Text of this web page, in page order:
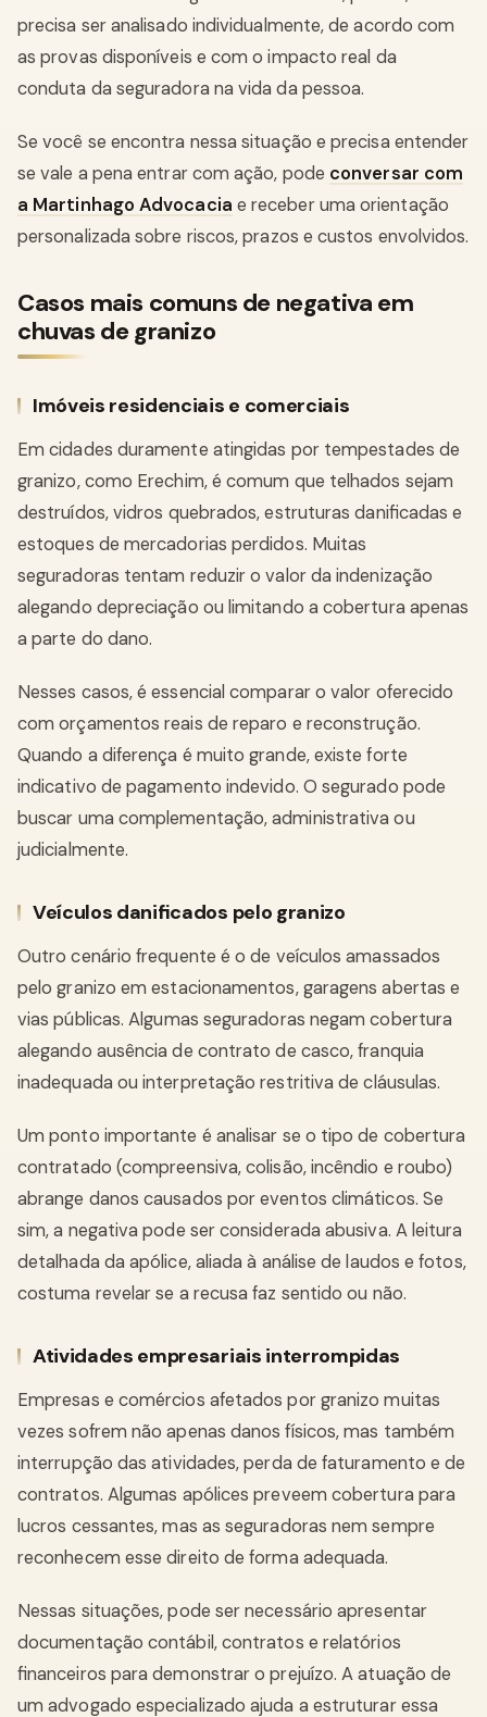
precisa ser analisado individualmente, de acordo com
as provas disponíveis e com o impacto real da
conduta da seguradora na vida da pessoa.
Se você se encontra nessa situação e precisa entender
se vale a pena entrar com ação, pode conversar com
a Martinhago Advocacia e receber uma orientação
personalizada sobre riscos, prazos e custos envolvidos.
Casos mais comuns de negativa em
chuvas de granizo
Imóveis residenciais e comerciais
Em cidades duramente atingidas por tempestades de
granizo, como Erechim, é comum que telhados sejam
destruídos, vidros quebrados, estruturas danificadas e
estoques de mercadorias perdidos. Muitas
seguradoras tentam reduzir o valor da indenização
alegando depreciação ou limitando a cobertura apenas
a parte do dano.
Nesses casos, é essencial comparar o valor oferecido
com orçamentos reais de reparo e reconstrução.
Quando a diferença é muito grande, existe forte
indicativo de pagamento indevido. O segurado pode
buscar uma complementação, administrativa ou
judicialmente.
Veículos danificados pelo granizo
Outro cenário frequente é o de veículos amassados
pelo granizo em estacionamentos, garagens abertas e
vias públicas. Algumas seguradoras negam cobertura
alegando ausência de contrato de casco, franquia
inadequada ou interpretação restritiva de cláusulas.
Um ponto importante é analisar se o tipo de cobertura
contratado (compreensiva, colisão, incêndio e roubo)
abrange danos causados por eventos climáticos. Se
sim, a negativa pode ser considerada abusiva. A leitura
detalhada da apólice, aliada à análise de laudos e fotos,
costuma revelar se a recusa faz sentido ou não.
Atividades empresariais interrompidas
Empresas e comércios afetados por granizo muitas
vezes sofrem não apenas danos físicos, mas também
interrupção das atividades, perda de faturamento e de
contratos. Algumas apólices preveem cobertura para
lucros cessantes, mas as seguradoras nem sempre
reconhecem esse direito de forma adequada.
Nessas situações, pode ser necessário apresentar
documentação contábil, contratos e relatórios
financeiros para demonstrar o prejuízo. A atuação de
um advogado especializado ajuda a estruturar essa